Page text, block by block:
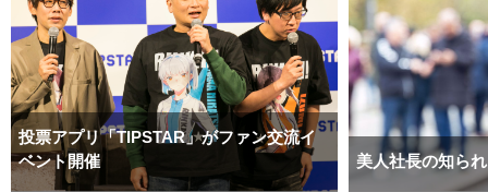
投票アプリ「TIPSTAR」がファン交流イ
ベント開催
美人社長の知ら